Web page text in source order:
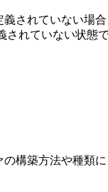
されていない場
されていない状態
構築方法や種類